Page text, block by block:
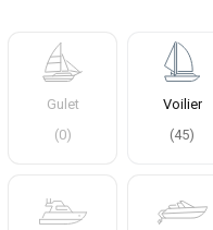
Gulet
(0)
Voilier
(45)